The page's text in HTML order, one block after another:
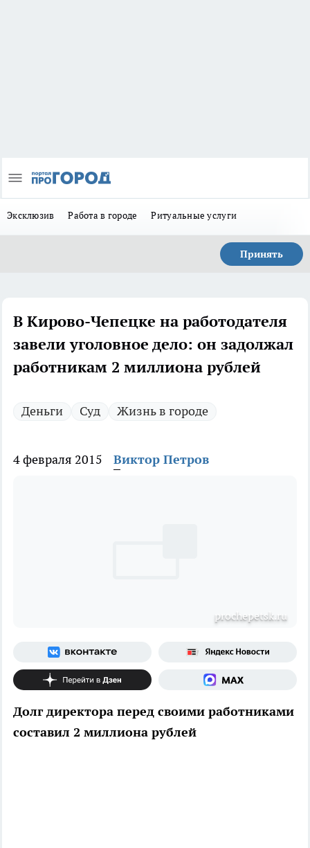
Эксклюзив Работа в городе Ритуальные услуги
Принять
В Кирово-Чепецке на работодателя
завели уголовное дело: он задолжал
работникам 2 миллиона рублей
Деньги Суд Жизнь в городе
4 февраля 2015 Виктор Петров
рrochepetsk.ru
Долг директора перед своими работниками
составил 2 миллиона рублей